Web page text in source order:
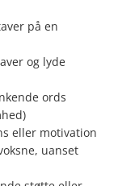
på en
og lyde
ords
eller motivation
uanset